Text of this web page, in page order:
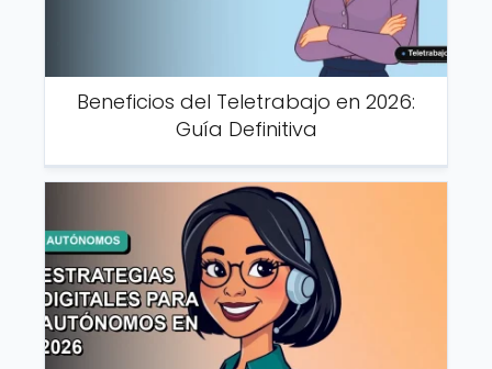
Beneficios del Teletrabajo en 2026:
Guía Definitiva